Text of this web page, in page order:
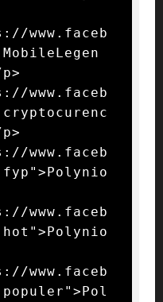
www.faceb
www.faceb
www.faceb
www.faceb
www.faceb